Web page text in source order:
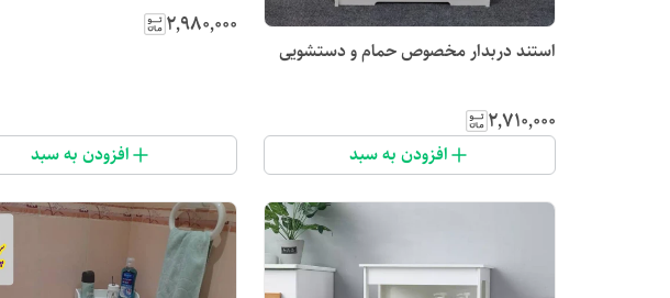
استند دربدار مخصوص حمام و دستشویی
۲٬۷۱۰٬۰۰۰
افزودن به سبد
۲٬۹۸۰٬۰۰۰
افزودن به سبد